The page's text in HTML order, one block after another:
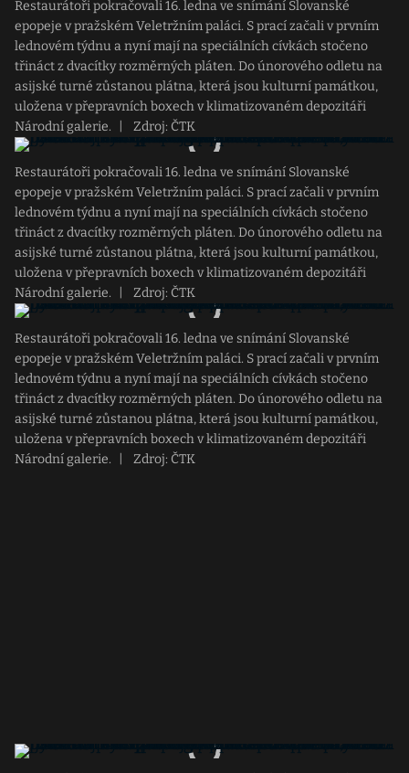
Restaurátoři pokračovali 16. ledna ve snímání Slovanské
epopeje v pražském Veletržním paláci. S prací začali v prvním
lednovém týdnu a nyní mají na speciálních cívkách stočeno
třináct z dvacítky rozměrných pláten. Do únorového odletu na
asijské turné zůstanou plátna, která jsou kulturní památkou,
uložena v přepravních boxech v klimatizovaném depozitáři
Národní galerie.
Zdroj: ČTK
Restaurátoři pokračovali 16. ledna ve snímání Slovanské
epopeje v pražském Veletržním paláci. S prací začali v prvním
lednovém týdnu a nyní mají na speciálních cívkách stočeno
třináct z dvacítky rozměrných pláten. Do únorového odletu na
asijské turné zůstanou plátna, která jsou kulturní památkou,
uložena v přepravních boxech v klimatizovaném depozitáři
Národní galerie.
Zdroj: ČTK
Restaurátoři pokračovali 16. ledna ve snímání Slovanské
epopeje v pražském Veletržním paláci. S prací začali v prvním
lednovém týdnu a nyní mají na speciálních cívkách stočeno
třináct z dvacítky rozměrných pláten. Do únorového odletu na
asijské turné zůstanou plátna, která jsou kulturní památkou,
uložena v přepravních boxech v klimatizovaném depozitáři
Národní galerie.
Zdroj: ČTK